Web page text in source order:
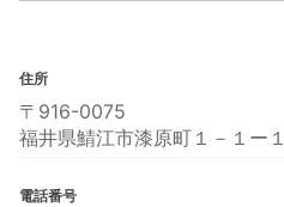
住所
〒916-0075
福井県鯖江市漆原町１－１ー１
電話番号